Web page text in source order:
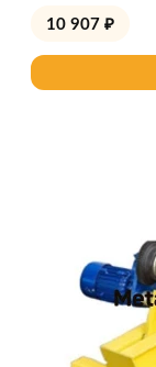
10 907 ₽